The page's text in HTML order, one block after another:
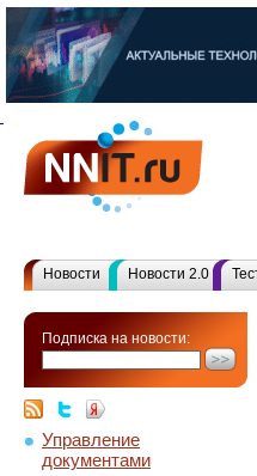
Новости Новости 2.0
Подписка на новости:
Управление
документами